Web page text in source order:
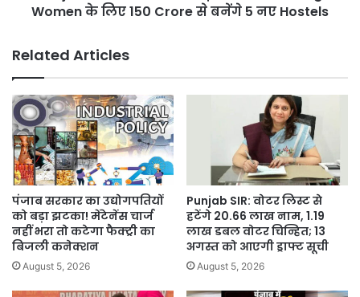
Crore
5
नए
Hostels
Women के लिए 150 Crore से बनेंगे 5 नए Hostels
Related Articles
पंजाब सरकार का उद्योगपतियों
को बड़ा झटका! मेंटेनेंस चार्ज
नहीं भरा तो कटेगा फैक्ट्री का
बिजली कनेक्शन
August 5, 2026
Punjab SIR: वोटर लिस्ट से
हटेंगे 20.66 लाख नाम, 1.19
लाख डबल वोटर चिन्हित; 13
अगस्त को आएगी ड्राफ्ट सूची
August 5, 2026